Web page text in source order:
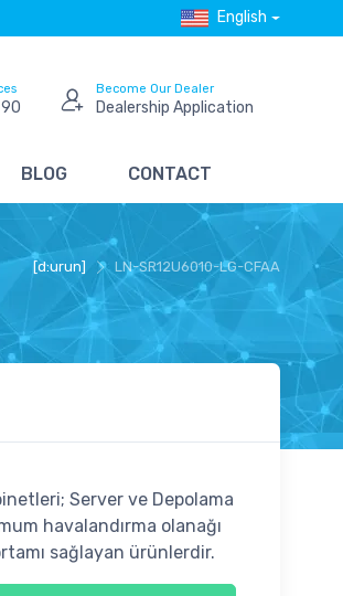
English
Become Our Dealer
Dealership Application
BLOG CONTACT
[d:urun] LN-SR12U6010-LG-CFAA
Server ve Depolama
havalandırma olanağı
sağlayan ürünlerdir.